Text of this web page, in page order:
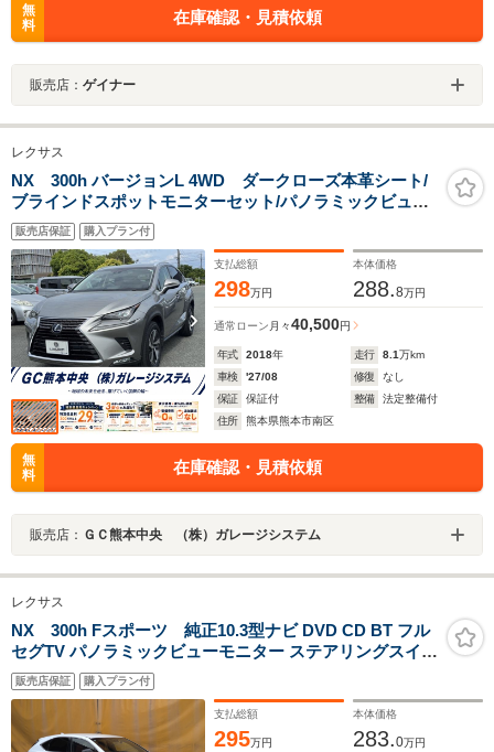
無
料
在庫確認・見積依頼
販売店： ゲイナー
レクサス
NX 300h バージョンL 4WD ダークローズ本革シート/
ブラインドスポットモニターセット/パノラミックビュー
モニターセット/ハンズフリーパワーバックドア/18インチ
5本ツインスポークアルミホイル/AC100V/100Wアクセサ
リーコンセント
販売店保証 購入プラン付
支払総額
298万円
本体価格
288.8万円
通常ローン 月々40,500円
年式 2018年 走行 8.1万km
車検
'27/08 修復
なし
保証
保証付 整備
法定整備付
住所
熊本県熊本市南区
無
料
在庫確認・見積依頼
販売店： ＧＣ熊本中央 （株）ガレージシステム
レクサス
NX 300h Fスポーツ 純正10.3型ナビ DVD CD BT フル
セグTV パノラミックビューモニター ステアリングスイッ
チ レッドレザーシート(エアー ヒーター) パワーシート 3
眼LEDヘッドライト LED フォグランプ PCS LDA PKSA
BSM ASC HUD
販売店保証 購入プラン付
支払総額
295万円
本体価格
283.0万円